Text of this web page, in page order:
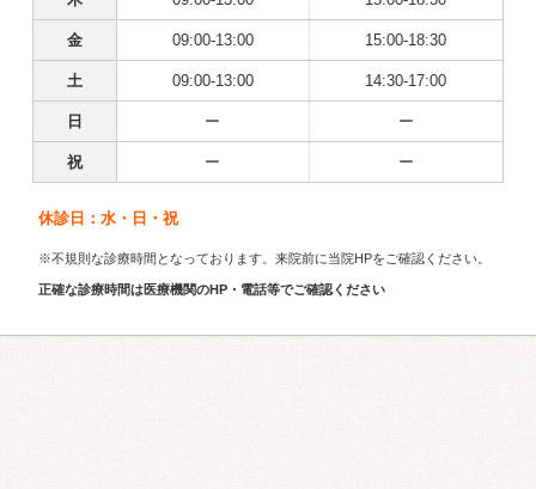
金 09:00-13:00 15:00-18:30
土 09:00-13:00 14:30-17:00
日 ー ー
祝 ー ー
休診日：水・日・祝
※不規則な診療時間となっております。来院前に当院HPをご確認ください。
正確な診療時間は医療機関のHP・電話等でご確認ください